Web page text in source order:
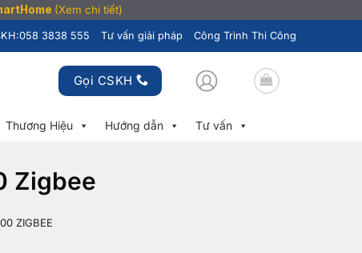
(Xem chi tiết)
058 3838 555 Tư vấn giải pháp Công Trình Thi Công
Gọi CSKH
Thương Hiệu Hướng dẫn Tư vấn
Zigbee
ZIGBEE